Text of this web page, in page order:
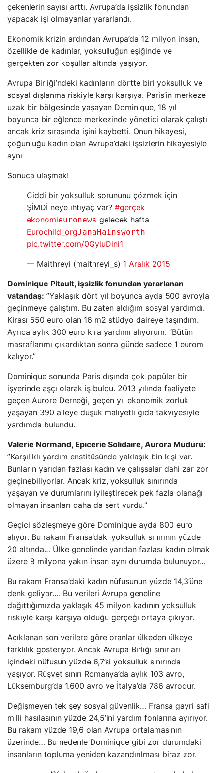
çekenlerin sayısı arttı. Avrupa’da işsizlik fonundan
yapacak işi olmayanlar yararlandı.
Ekonomik krizin ardından Avrupa’da 12 milyon insan,
özellikle de kadınlar, yoksulluğun eşiğinde ve
gerçekten zor koşullar altında yaşıyor.
Avrupa Birliği’ndeki kadınların dörtte biri yoksulluk ve
sosyal dışlanma riskiyle karşı karşıya. Paris’in merkeze
uzak bir bölgesinde yaşayan Dominique, 18 yıl
boyunca bir eğlence merkezinde yönetici olarak çalıştı
ancak kriz sırasında işini kaybetti. Onun hikayesi,
çoğunluğu kadın olan Avrupa’daki işsizlerin hikayesiyle
aynı.
Sonuca ulaşmak!
Ciddi bir yoksulluk sorununu çözmek için
ŞİMDİ neye ihtiyaç var? #gerçek
ekonomieuronews gelecek hafta
Eurochild_orgJanaHainsworth
pic.twitter.com/0GyiuDini1
— Maithreyi (maithreyi_s) 1 Aralık 2015
Dominique Pitault, işsizlik fonundan yararlanan
vatandaş: ”Yaklaşık dört yıl boyunca ayda 500 avroyla
geçinmeye çalıştım. Bu zaten aldığım sosyal yardımdı.
Kirası 550 euro olan 16 m2 stüdyo daireye taşındım.
Ayrıca aylık 300 euro kira yardımı alıyorum. “Bütün
masraflarımı çıkardıktan sonra günde sadece 1 eurom
kalıyor.”
Dominique sonunda Paris dışında çok popüler bir
işyerinde aşçı olarak iş buldu. 2013 yılında faaliyete
geçen Aurore Derneği, geçen yıl ekonomik zorluk
yaşayan 390 aileye düşük maliyetli gıda takviyesiyle
yardımda bulundu.
Valerie Normand, Epicerie Solidaire, Aurora Müdürü:
”Karşılıklı yardım enstitüsünde yaklaşık bin kişi var.
Bunların yarıdan fazlası kadın ve çalışsalar dahi zar zor
geçinebiliyorlar. Ancak kriz, yoksulluk sınırında
yaşayan ve durumlarını iyileştirecek pek fazla olanağı
olmayan insanları daha da sert vurdu.”
Geçici sözleşmeye göre Dominique ayda 800 euro
alıyor. Bu rakam Fransa’daki yoksulluk sınırının yüzde
20 altında… Ülke genelinde yarıdan fazlası kadın olmak
üzere 8 milyona yakın insan aynı durumda bulunuyor…
Bu rakam Fransa’daki kadın nüfusunun yüzde 14,3’üne
denk geliyor…. Bu verileri Avrupa geneline
dağıttığımızda yaklaşık 45 milyon kadının yoksulluk
riskiyle karşı karşıya olduğu gerçeği ortaya çıkıyor.
Açıklanan son verilere göre oranlar ülkeden ülkeye
farklılık gösteriyor. Ancak Avrupa Birliği sınırları
içindeki nüfusun yüzde 6,7’si yoksulluk sınırında
yaşıyor. Rüşvet sınırı Romanya’da aylık 103 avro,
Lüksemburg’da 1.600 avro ve İtalya’da 786 avrodur.
Değişmeyen tek şey sosyal güvenlik… Fransa gayri safi
milli hasılasının yüzde 24,5’ini yardım fonlarına ayırıyor.
Bu rakam yüzde 19,6 olan Avrupa ortalamasının
üzerinde… Bu nedenle Dominique gibi zor durumdaki
insanların topluma yeniden kazandırılması biraz zor.